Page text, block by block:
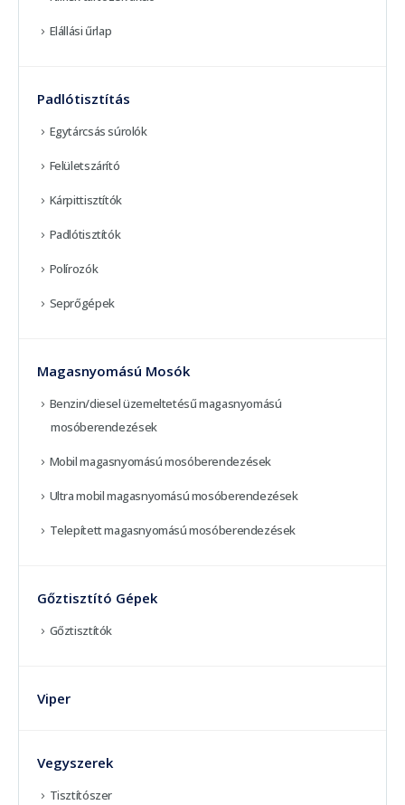
Elállási űrlap
Padlótisztítás
Egytárcsás súrolók
Felületszárító
Kárpittisztítók
Padlótisztítók
Polírozók
Seprőgépek
Magasnyomású Mosók
Benzin/diesel üzemeltetésű magasnyomású
mosóberendezések
Mobil magasnyomású mosóberendezések
Ultra mobil magasnyomású mosóberendezések
Telepített magasnyomású mosóberendezések
Gőztisztító Gépek
Gőztisztítók
Viper
Vegyszerek
Tisztítószer